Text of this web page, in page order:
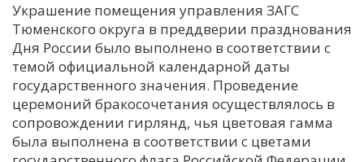
Украшение помещения управления ЗАГС
Тюменского округа в преддверии празднования
Дня России было выполнено в соответствии с
темой официальной календарной даты
государственного значения. Проведение
церемоний бракосочетания осуществлялось в
сопровождении гирлянд, чья цветовая гамма
была выполнена в соответствии с цветами